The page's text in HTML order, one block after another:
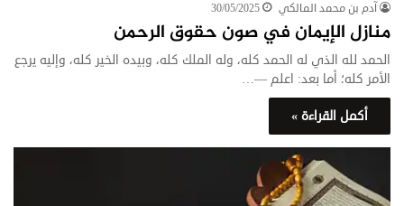
آدم بن محمد المالكي 30/05/2025
منازل الإيمان في صون حقوق الرحمن
الحمد لله الذي له الحمد كله، وله الملك كله، وبيده الخير كله، وإليه يرجع
الأمر كله؛ أما بعد: اعلم —…
أكمل القراءة »